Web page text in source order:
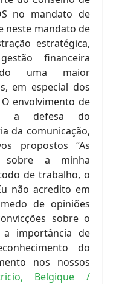
no mandato de
neste mandato de
estratégica,
financeira
uma maior
em especial dos
envolvimento de
a defesa do
da comunicação,
propostos “As
sobre a minha
de trabalho, o
não acredito em
de opiniões
sobre o
importância de
do
nos nossos
Belgique /